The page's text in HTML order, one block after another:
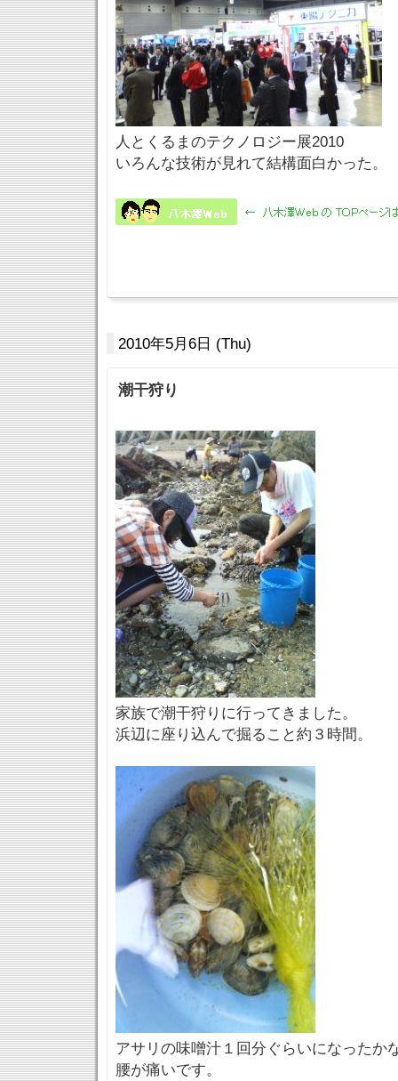
人とくるまのテクノロジー展2010
いろんな技術が見れて結構面白かった。
2010年5月6日 (Thu)
潮干狩り
家族で潮干狩りに行ってきました。
浜辺に座り込んで掘ること約３時間。
アサリの味噌汁１回分ぐらいになったか
腰が痛いです。